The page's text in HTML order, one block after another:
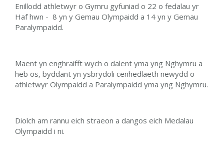
Enillodd athletwyr o Gymru gyfuniad o 22 o fedalau yr
Haf hwn - 8 yn y Gemau Olympaidd a 14 yn y Gemau
Paralympaidd.
Maent yn enghraifft wych o dalent yma yng Nghymru a
heb os, byddant yn ysbrydoli cenhedlaeth newydd o
athletwyr Olympaidd a Paralympaidd yma yng Nghymru.
Diolch am rannu eich straeon a dangos eich Medalau
Olympaidd i ni.